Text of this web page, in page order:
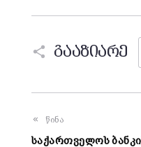
გააზიარე
წინა
საქართველოს